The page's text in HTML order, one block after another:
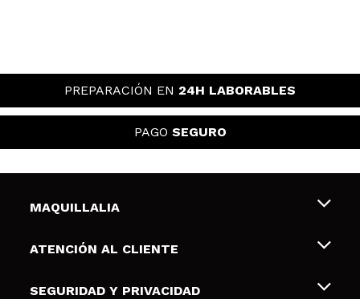
PREPARACIÓN EN 24H LABORABLES
PAGO SEGURO
MAQUILLALIA
Sobre nosotros
Tarjetas de Regalo
ATENCIÓN AL CLIENTE
Envíos y devoluciones
SEGURIDAD Y PRIVACIDAD